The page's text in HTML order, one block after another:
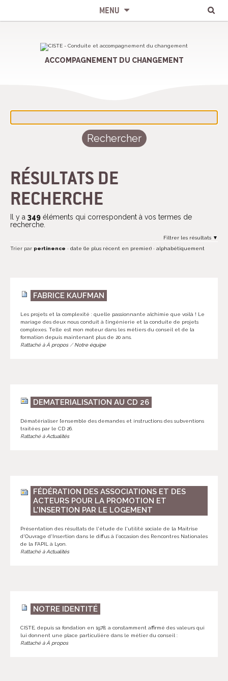
MENU
ACCOMPAGNEMENT DU CHANGEMENT
RÉSULTATS DE
RECHERCHE
Il y a 349 éléments qui correspondent à vos termes de
recherche.
Filtrer les résultats
Trier par pertinence · date (le plus récent en premier) · alphabétiquement
FABRICE KAUFMAN
Les projets et la complexité : quelle passionnante alchimie que voilà ! Le
mariage des deux nous conduit à l’ingénierie et la conduite de projets
complexes. Telle est mon moteur dans les métiers du conseil et de la
formation depuis maintenant plus de 20 ans.
Rattaché à À propos / Notre équipe
DEMATERIALISATION AU CD 26
Dématérialiser l’ensemble des demandes et instructions des subventions
traitées par le CD 26.
Rattaché à Actualités
FÉDÉRATION DES ASSOCIATIONS ET DES
ACTEURS POUR LA PROMOTION ET
L'INSERTION PAR LE LOGEMENT
Présentation des résultats de l'étude de l'utilité sociale de la Maitrise
d'Ouvrage d'Insertion dans le diffus à l'occasion des Rencontres Nationales
de la FAPIL à Lyon.
Rattaché à Actualités
NOTRE IDENTITÉ
CISTE, depuis sa fondation en 1978, a constamment affirmé des valeurs qui
lui donnent une place particulière dans le métier du conseil :
Rattaché à À propos